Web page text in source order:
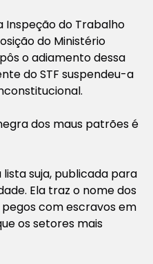
Inspeção do Trabalho
do Ministério
o adiamento dessa
do STF suspendeu-a
dos maus patrões é
lista suja, publicada para
Ela traz o nome dos
com escravos em
os setores mais